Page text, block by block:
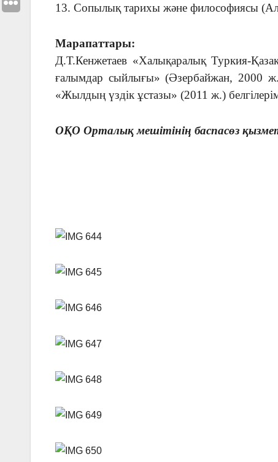
13. Сопылық тарихы және философиясы
Марапаттары:
Д.Т.Кенжетаев «Халықаралық Туркия-
ғалымдар сыйлығы» (Әзербайжан, 2000
«Жылдың үздік ұстазы» (2011 ж.)
ОҚО Орталық мешітінің баспасөз